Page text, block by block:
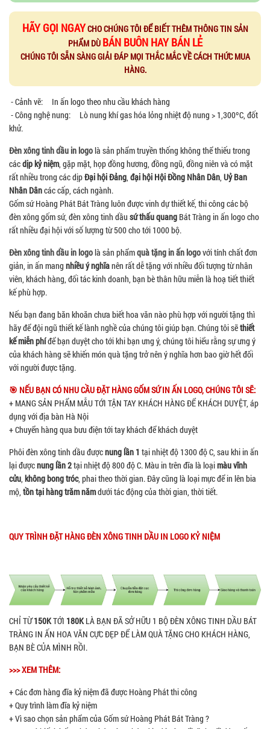
HÃY GỌI NGAYCHO CHÚNG TÔI ĐỂ BIẾT THÊM THÔNG TIN SẢN
PHẨM DÙ BÁN BUÔN HAY BÁN LẺ
CHÚNG TÔI SẴN SÀNG GIẢI ĐÁP MỌI THẮC MẮC VỀ CÁCH THỨC MUA
HÀNG.
- Cảnh vẽ: In ấn logo theo nhu cầu khách hàng
- Công nghệ nung: Lò nung khí gas hóa lỏng nhiệt độ nung > 1,300ºC, đốt
khử.
Đèn xông tinh dầu in logolà sản phẩm truyền thống không thể thiếu trong
cácdịp kỷ niệm, gặp mặt, họp đồng hương, đồng ngũ, đồng niên và có mặt
rất nhiều trong các dịpĐại hội Đảng, đại hội Hội Đồng Nhân Dân, Uỷ Ban
Nhân Dâncác cấp, cách ngành.
Gốm sứ Hoàng Phát Bát Tràng luôn được vinh dự thiết kế, thi công các bộ
đèn xông gốm sứ, đèn xông tinh dầu sứ thấu quang Bát Tràng in ấn logo cho
rất nhiều đại hội với số lượng từ 500 cho tới 1000 bộ.
Đèn xông tinh dầu in logolà sản phẩmquà tặng in ấn logovới tính chất đơn
giản, in ấn mang nhiều ý nghĩanên rất dễ tặng với nhiều đối tượng từ nhân
viên, khách hàng, đối tác kinh doanh, bạn bè thân hữu miễn là hoạ tiết thiết
kế phù hợp.
Nếu bạn đang băn khoăn chưa biết hoa văn nào phù hợp với người tặng thì
hãy để đội ngũ thiết kế lành nghề của chúng tôi giúp bạn. Chúng tôi sẽthiết
kế miễn phíđể bạn duyệt cho tới khi bạn ưng ý, chúng tôi hiểu rằng sự ưng ý
của khách hàng sẽ khiến món quà tặng trở nên ý nghĩa hơn bao giờ hết đối
với người được tặng.
🎯 NẾU BẠN CÓ NHU CẦU ĐẶT HÀNG GỐM SỨ IN ẤN LOGO, CHÚNG TÔI SẼ:
+ MANG SẢN PHẨM MẪU TỚI TẬN TAY KHÁCH HÀNG ĐỂ KHÁCH DUYỆT, áp
dụng với địa bàn Hà Nội
+ Chuyển hàng qua bưu điện tới tay khách để khách duyệt
Phôi đèn xông tinh dầu đượcnung lần 1 tại nhiệt độ 1300 độ C, sau khi in ấn
lại đượcnung lần 2tại nhiệt độ 800 độ C. Màu in trên đĩa là loạimàu vĩnh
cửu, không bong tróc, phai theo thời gian. Đây cũng là loại mực để in lên bia
mộ, tồn tại hàng trăm nămdưới tác động của thời gian, thời tiết.
QUY TRÌNH ĐẶT HÀNG ĐÈN XÔNG TINH DẦU IN LOGO KỶ NIỆM
CHỈ TỪ150KTỚI 180KLÀ BẠN ĐÃ SỞ HỮU 1 BỘ ĐÈN XÔNG TINH DẦU BÁT
TRÀNG IN ẤN HOA VĂN CỰC ĐẸP ĐỂ LÀM QUÀ TẶNG CHO KHÁCH HÀNG,
BẠN BÈ CỦA MÌNH RỒI.
>>> XEM THÊM:
+ Các đơn hàng đĩa kỷ niệm đã được Hoàng Phát thi công
+ Quy trình làm đĩa kỷ niệm
+ Vì sao chọn sản phẩm của Gốm sứ Hoàng Phát Bát Tràng ?